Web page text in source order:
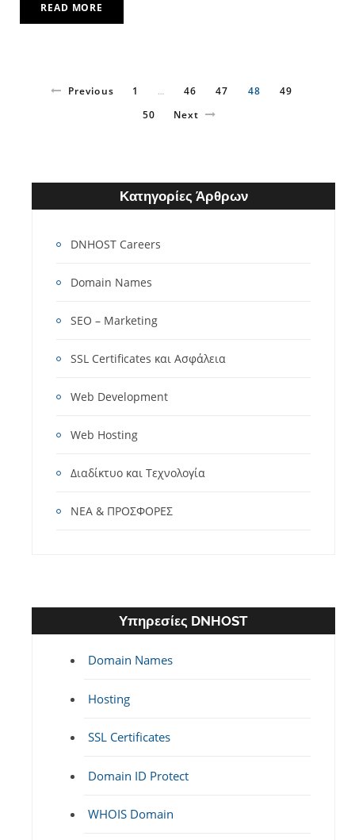
READ MORE
Previous 1 … 46 47 48
49
50
Next
Κατηγορίες Άρθρων
DNHOST Careers
Domain Names
SEO – Marketing
SSL Certificates και Ασφάλεια
Web Development
Web Hosting
Διαδίκτυο και Τεχνολογία
ΝΕΑ & ΠΡΟΣΦΟΡΕΣ
Υπηρεσίες DNHOST
Domain Names
Hosting
SSL Certificates
Domain ID Protect
WHOIS Domain